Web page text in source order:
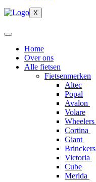
X
Home
Over ons
Alle fietsen
Fietsenmerken
Altec
Popal
Avalon
Volare
Wheelers
Cortina
Giant
Brinckers
Victoria
Cube
Merida